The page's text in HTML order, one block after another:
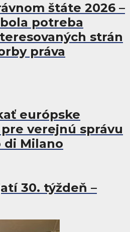
štáte 2026 –
potreba
strán
práva
európske
verejnú správu
di Milano
30. týždeň –